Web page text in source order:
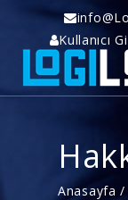
Kullanıcı
Anasayfa /